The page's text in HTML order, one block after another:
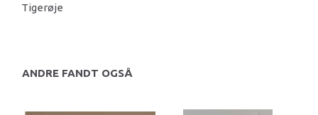
Tigerøje
ANDRE FANDT OGSÅ